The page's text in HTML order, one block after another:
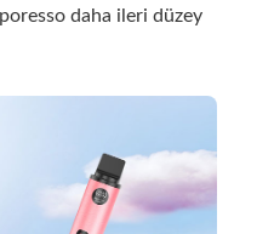
daha ileri düzey